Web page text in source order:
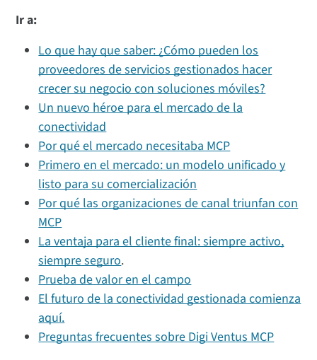
Ir a:
Lo que hay que saber: ¿Cómo pueden los
proveedores de servicios gestionados hacer
crecer su negocio con soluciones móviles?
Un nuevo héroe para el mercado de la
conectividad
Por qué el mercado necesitaba MCP
Primero en el mercado: un modelo unificado y
listo para su comercialización
Por qué las organizaciones de canal triunfan con
MCP
La ventaja para el cliente final: siempre activo,
siempre seguro.
Prueba de valor en el campo
El futuro de la conectividad gestionada comienza
aquí.
Preguntas frecuentes sobre Digi Ventus MCP